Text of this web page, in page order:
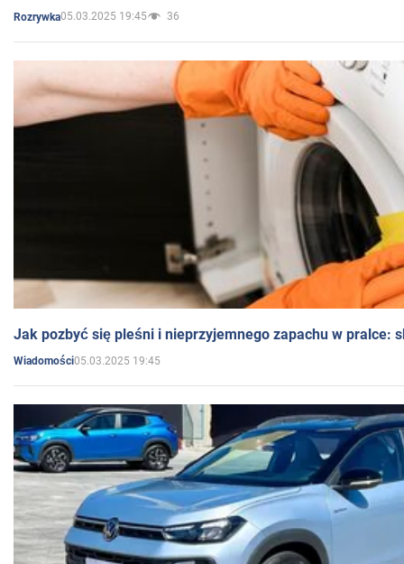
Rozrywka05.03.2025 19:45 36
Jak pozbyć się pleśni i nieprzyjemnego zapachu w pralce:
Wiadomości05.03.2025 19:45